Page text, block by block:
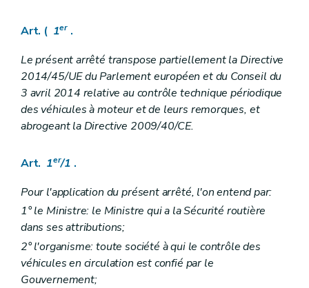
Art. ( 1er .
Le présent arrêté transpose partiellement la Directive
2014/45/UE du Parlement européen et du Conseil du
3 avril 2014 relative au contrôle technique périodique
des véhicules à moteur et de leurs remorques, et
abrogeant la Directive 2009/40/CE.
Art. 1er/1 .
Pour l'application du présent arrêté, l'on entend par:
1° le Ministre: le Ministre qui a la Sécurité routière
dans ses attributions;
2° l'organisme: toute société à qui le contrôle des
véhicules en circulation est confié par le
Gouvernement;